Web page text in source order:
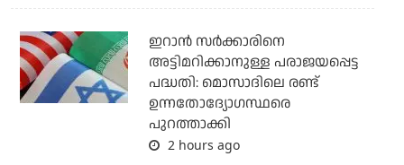
ഇറാന്‍ സര്‍ക്കാരിനെ
അട്ടിമറിക്കാനുള്ള പരാജയപ്പെട്ട
പദ്ധതി: മൊസാദിലെ രണ്ട്
ഉന്നതോദ്യോഗസ്ഥരെ
പുറത്താക്കി
2 hours ago